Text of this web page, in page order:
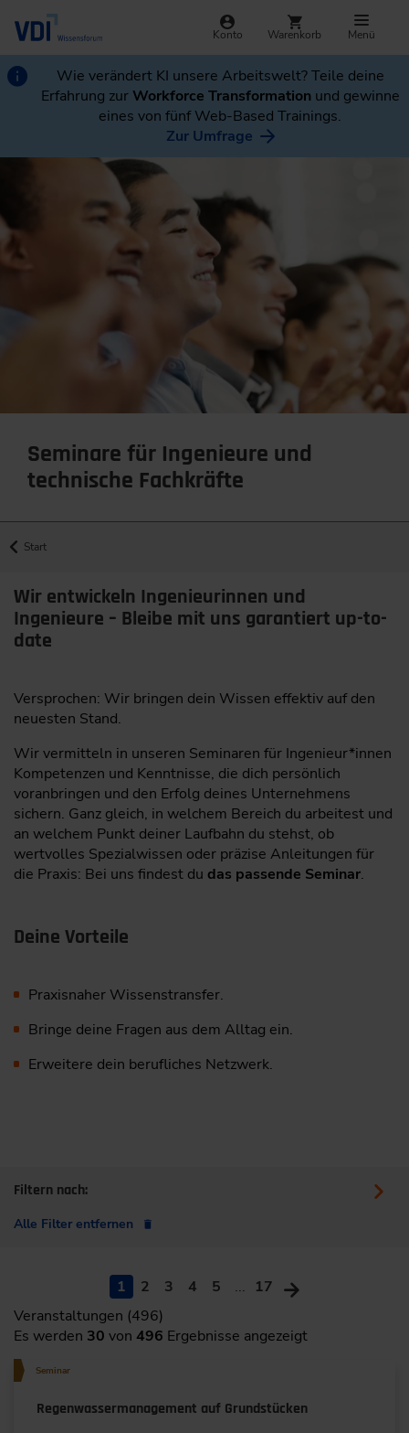
Konto Warenkorb Menü
Wie verändert KI unsere Arbeitswelt? Teile deine
Erfahrung zurWorkforce Transformation und gewinne
eines von fünf Web-Based Trainings.
Zur Umfrage
Seminare für Ingenieure und
technische Fachkräfte
Start
Wir entwickeln Ingenieurinnen und
Ingenieure – Bleibe mit uns garantiert up-to-
date
Versprochen: Wir bringen dein Wissen effektiv auf den
neuesten Stand.
Wir vermitteln in unseren Seminaren für Ingenieur*innen
Kompetenzen und Kenntnisse, die dich persönlich
voranbringen und den Erfolg deines Unternehmens
sichern. Ganz gleich, in welchem Bereich du arbeitest und
an welchem Punkt deiner Laufbahn du stehst, ob
wertvolles Spezialwissen oder präzise Anleitungen für
die Praxis: Bei uns findest du das passende Seminar.
Deine Vorteile
Praxisnaher Wissenstransfer.
Bringe deine Fragen aus dem Alltag ein.
Erweitere dein berufliches Netzwerk.
Filtern nach:
Alle Filter entfernen
1 2 3 4 5 ... 17
Veranstaltungen (496)
Es werden 30 von 496 Ergebnisse angezeigt
Seminar
Regenwassermanagement auf Grundstücken